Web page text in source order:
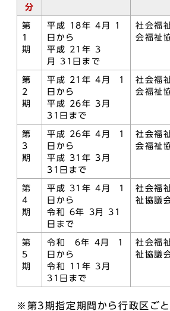
分
第
1
期
平成 18年 4月 1
日から
平成 21年 3
月 31日まで
社会福
会福祉
第
2
期
平成 21年 4月 1
日から
平成 26年 3月
31日まで
社会福
会福祉
第
3
期
平成 26年 4月 1
日から
平成 31年 3月
31日まで
社会福
会福祉
第
4
期
平成 31年 4月 1
日から
令和 6年 3月 31
日まで
社会福
祉協議
第
5
期
令和 6年 4月 1
日から
令和 11年 3月
31日まで
社会福
祉協議
※第3期指定期間から行政区ご